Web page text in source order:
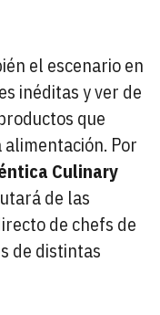
el escenario en
inéditas y ver de
que
Por
Culinary
de las
de chefs de
de distintas